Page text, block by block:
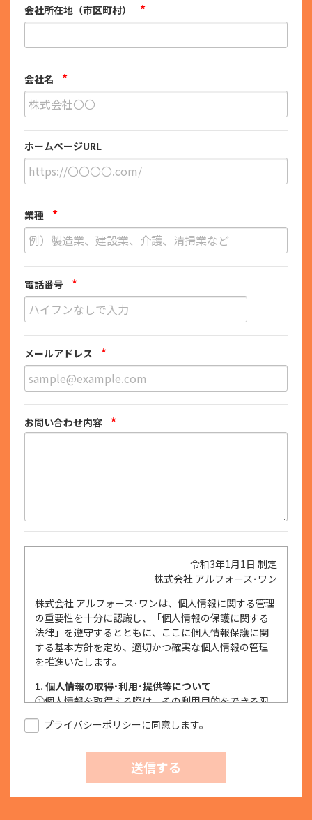
会社所在地（市区町村） *
会社名 *
ホームページURL
業種 *
電話番号 *
メールアドレス *
お問い合わせ内容 *
令和3年1月1日 制定
株式会社 アルフォース･ワン
株式会社 アルフォース･ワンは、個人情報に関する管理
の重要性を十分に認識し、「個人情報の保護に関する
法律」を遵守するとともに、ここに個人情報保護に関
する基本方針を定め、適切かつ確実な個人情報の管理
を推進いたします。
1. 個人情報の取得･利用･提供等について
①個人情報を取得する際は、その利用目的をできる限
て適法かつ公正な手段を用い、同意を得て取得しま
個人情報を利用する際は、本人に明示、通知、また
は公表した利用目的の範囲内に限定し、それに反す
プライバシーポリシーに同意します。
送信する